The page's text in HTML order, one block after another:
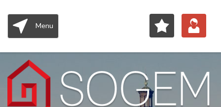
Menu